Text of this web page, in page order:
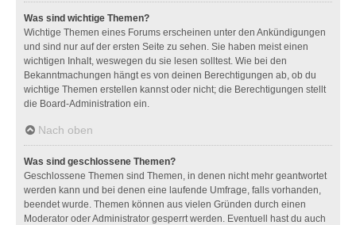
Was sind wichtige Themen?
Wichtige Themen eines Forums erscheinen unter den Ankündigungen
und sind nur auf der ersten Seite zu sehen. Sie haben meist einen
wichtigen Inhalt, weswegen du sie lesen solltest. Wie bei den
Bekanntmachungen hängt es von deinen Berechtigungen ab, ob du
wichtige Themen erstellen kannst oder nicht; die Berechtigungen stellt
die Board-Administration ein.
Nach oben
Was sind geschlossene Themen?
Geschlossene Themen sind Themen, in denen nicht mehr geantwortet
werden kann und bei denen eine laufende Umfrage, falls vorhanden,
beendet wurde. Themen können aus vielen Gründen durch einen
Moderator oder Administrator gesperrt werden. Eventuell hast du auch